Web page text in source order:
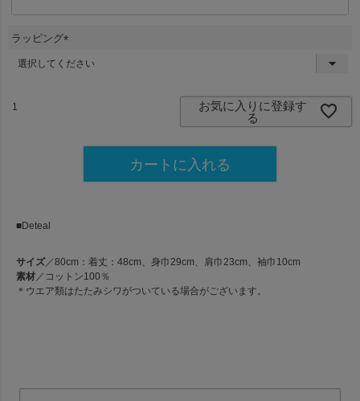
ラッピング
必
お気に入りに登録す
る
カートに入れる
■Deteal
サイズ／80cm：着丈：48cm、身巾29cm、肩巾23cm、袖巾10cm
素材 ／コットン100％
＊ウエア類はたたみシワがついている場合がございます。